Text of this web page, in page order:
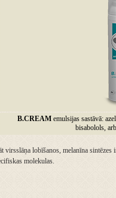
B.CREAM emulsijas sastāvā:
bisabolols,
lobīšanos, melanīna
molekulas.